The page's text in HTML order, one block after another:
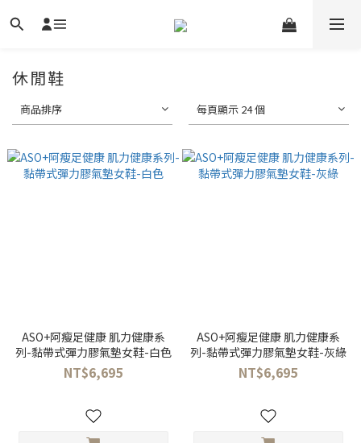
休閒鞋
商品排序 每頁顯示 24 個
ASO+阿瘦足健康 肌力健康系
列-黏帶式彈力膠氣墊女鞋-白色
NT$6,695
ASO+阿瘦足健康 肌力健康系
列-黏帶式彈力膠氣墊女鞋-灰綠
NT$6,695